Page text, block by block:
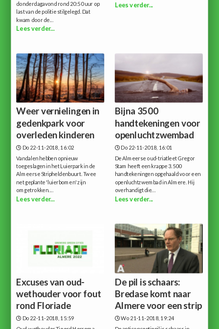
donderdagavond rond 20:50 uur op
last van de politie stilgelegd. Dat
kwam door de...
Lees verder...
Lees verder...
Weer vernielingen in
gedenkpark voor
overleden kinderen
Do 22-11-2018, 16:02
Vandalen hebben opnieuw
toegeslagen in het Luierpark in de
Almeerse Stripheldenbuurt. Twee
net geplante 'luierbomen' zijn
omgetrokken....
Lees verder...
Bijna 3500
handtekeningen voor
openluchtzwembad
Do 22-11-2018, 16:01
De Almeerse oud-triatleet Gregor
Stam heeft een krappe 3.500
handtekeningen opgehaald voor een
openluchtzwembad in Almere. Hij
overhandigt die...
Lees verder...
Excuses van oud-
wethouder voor fout
rond Floriade
Do 22-11-2018, 15:59
De pil is schaars:
Bredase komt naar
Almere voor een strip
Wo 21-11-2018, 19:24